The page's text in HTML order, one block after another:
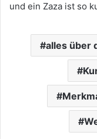
und ein Zaza ist so
alles über